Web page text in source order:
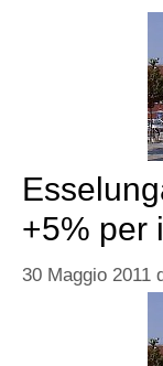
+5% per
30 Maggio 2011